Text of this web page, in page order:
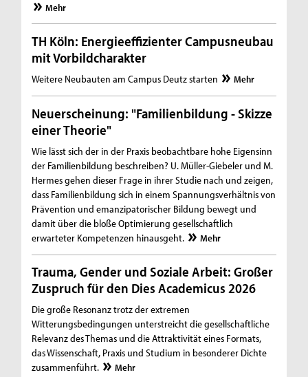
Mehr
TH Köln: Energieeffizienter Campusneubau
mit Vorbildcharakter
Weitere Neubauten am Campus Deutz starten Mehr
Neuerscheinung: "Familienbildung - Skizze
einer Theorie"
Wie lässt sich der in der Praxis beobachtbare hohe Eigensinn
der Familienbildung beschreiben? U. Müller-Giebeler und M.
Hermes gehen dieser Frage in ihrer Studie nach und zeigen,
dass Familienbildung sich in einem Spannungsverhältnis von
Prävention und emanzipatorischer Bildung bewegt und
damit über die bloße Optimierung gesellschaftlich
erwarteter Kompetenzen hinausgeht.
Mehr
Trauma, Gender und Soziale Arbeit: Großer
Zuspruch für den Dies Academicus 2026
Die große Resonanz trotz der extremen
Witterungsbedingungen unterstreicht die gesellschaftliche
Relevanz des Themas und die Attraktivität eines Formats,
das Wissenschaft, Praxis und Studium in besonderer Dichte
zusammenführt.
Mehr